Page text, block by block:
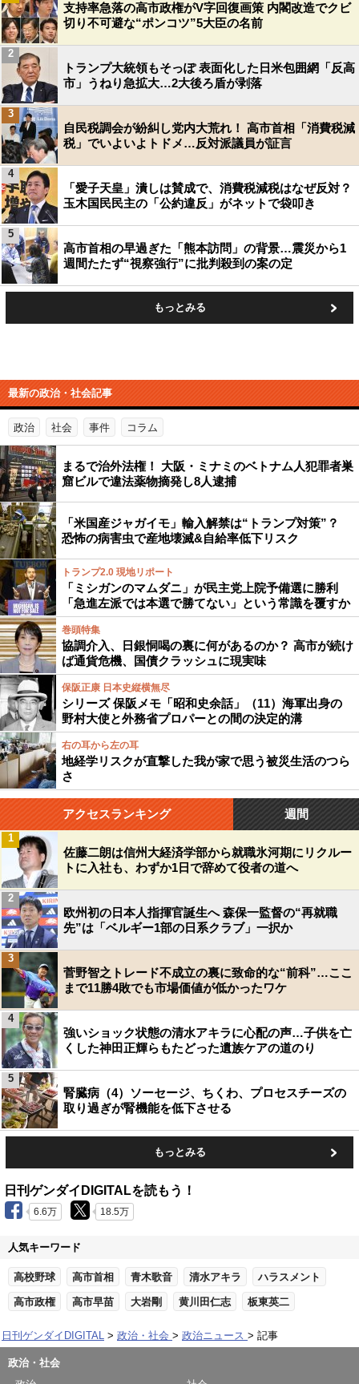
支持率急落の高市政権がV字回復画策 内閣改造でクビ
切り不可避な“ポンコツ”5大臣の名前
トランプ大統領もそっぽ 表面化した日米包囲網「反高
市」うねり急拡大…2大後ろ盾が剥落
2
自民税調会が紛糾し党内大荒れ！ 高市首相「消費税減
税」でいよいよトドメ…反対派議員が証言
3
「愛子天皇」潰しは賛成で、消費税減税はなぜ反対？
玉木国民民主の「公約違反」がネットで袋叩き
4
高市首相の早過ぎた「熊本訪問」の背景…震災から1
週間たたず“視察強行”に批判殺到の案の定
5
もっとみる
最新の政治・社会記事
政治 社会 事件 コラム
まるで治外法権！ 大阪・ミナミのベトナム人犯罪者巣
窟ビルで違法薬物摘発し8人逮捕
「米国産ジャガイモ」輸入解禁は“トランプ対策”？
恐怖の病害虫で産地壊滅&自給率低下リスク
トランプ2.0 現地リポート
「ミシガンのマムダニ」が民主党上院予備選に勝利
「急進左派では本選で勝てない」という常識を覆すか
巻頭特集
協調介入、日銀恫喝の裏に何があるのか？ 高市が続け
ば通貨危機、国債クラッシュに現実味
保阪正康 日本史縦横無尽
シリーズ 保阪メモ「昭和史余話」（11）海軍出身の
野村大使と外務省プロパーとの間の決定的溝
右の耳から左の耳
地経学リスクが直撃した我が家で思う被災生活のつら
さ
アクセスランキング 週間
佐藤二朗は信州大経済学部から就職氷河期にリクルー
トに入社も、わずか1日で辞めて役者の道へ
1
欧州初の日本人指揮官誕生へ 森保一監督の“再就職
先”は「ベルギー1部の日系クラブ」一択か
2
菅野智之トレード不成立の裏に致命的な“前科”…ここ
まで11勝4敗でも市場価値が低かったワケ
3
強いショック状態の清水アキラに心配の声…子供を亡
くした神田正輝らもたどった遺族ケアの道のり
4
腎臓病（4）ソーセージ、ちくわ、プロセスチーズの
取り過ぎが腎機能を低下させる
5
もっとみる
日刊ゲンダイDIGITALを読もう！
6.6万 18.5万
人気キーワード
高校野球 高市首相 青木歌音 清水アキラ ハラスメント
高市政権 高市早苗 大岩剛 黄川田仁志 板東英二
日刊ゲンダイDIGITAL 政治・社会 政治ニュース 記事
政治・社会